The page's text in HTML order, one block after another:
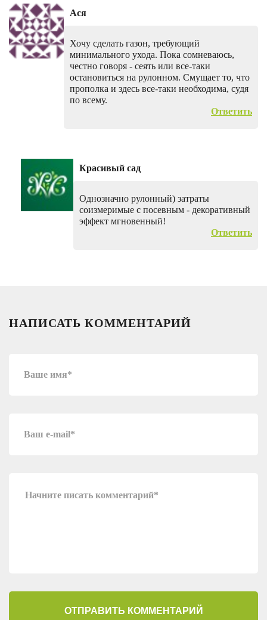
Ася
Хочу сделать газон, требующий
минимального ухода. Пока сомневаюсь,
честно говоря - сеять или все-таки
остановиться на рулонном. Смущает то, что
прополка и здесь все-таки необходима, судя
по всему.
Ответить
Красивый сад
Однозначно рулонный) затраты
соизмеримые с посевным - декоративный
эффект мгновенный!
Ответить
НАПИСАТЬ КОММЕНТАРИЙ
ОТПРАВИТЬ КОММЕНТАРИЙ